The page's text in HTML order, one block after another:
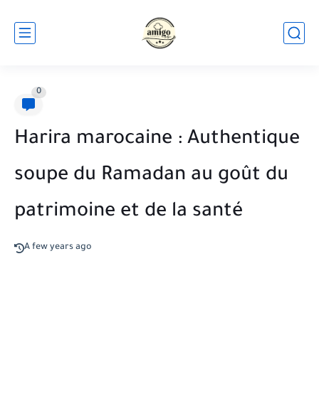
0
Harira marocaine : Authentique
soupe du Ramadan au goût du
patrimoine et de la santé
A few years ago